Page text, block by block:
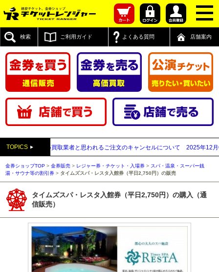
検索 ご利用ガイド よくある質問 店舗案内
TOPICS
先が先払い買取業者と思われるご注文のキャンセルについて 2025年12月05日
金券ショップTOP >金券販売 > レジャー券・チケット・入場券 > スパ・温泉・スーパー銭
湯・サウナ等の割引券 > タイムズスパ・レスタ入館券（平日2,750円）の販売
タイムズスパ・レスタ入館券（平日2,750円）の購入（通
信販売）